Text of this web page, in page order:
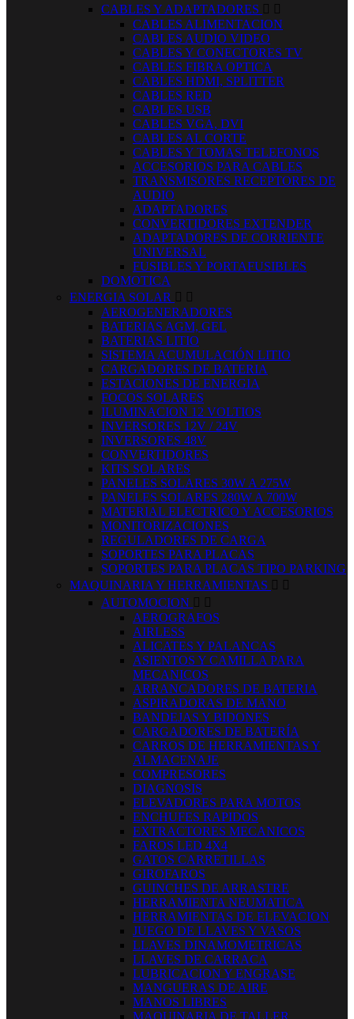
CABLES Y ADAPTADORES  
CABLES ALIMENTACION
CABLES AUDIO VIDEO
CABLES Y CONECTORES TV
CABLES FIBRA OPTICA
CABLES HDMI, SPLITTER
CABLES RED
CABLES USB
CABLES VGA, DVI
CABLES AL CORTE
CABLES Y TOMAS TELEFONOS
ACCESORIOS PARA CABLES
TRANSMISORES RECEPTORES DE
AUDIO
ADAPTADORES
CONVERTIDORES EXTENDER
ADAPTADORES DE CORRIENTE
UNIVERSAL
FUSIBLES Y PORTAFUSIBLES
DOMOTICA
ENERGIA SOLAR  
AEROGENERADORES
BATERIAS AGM, GEL
BATERIAS LITIO
SISTEMA ACUMULACIÓN LITIO
CARGADORES DE BATERIA
ESTACIONES DE ENERGIA
FOCOS SOLARES
ILUMINACION 12 VOLTIOS
INVERSORES 12V / 24V
INVERSORES 48V
CONVERTIDORES
KITS SOLARES
PANELES SOLARES 30W A 275W
PANELES SOLARES 280W A 700W
MATERIAL ELECTRICO Y ACCESORIOS
MONITORIZACIONES
REGULADORES DE CARGA
SOPORTES PARA PLACAS
SOPORTES PARA PLACAS TIPO PARKING
MAQUINARIA Y HERRAMIENTAS  
AUTOMOCION  
AEROGRAFOS
AIRLESS
ALICATES Y PALANCAS
ASIENTOS Y CAMILLA PARA
MECANICOS
ARRANCADORES DE BATERIA
ASPIRADORAS DE MANO
BANDEJAS Y BIDONES
CARGADORES DE BATERÍA
CARROS DE HERRAMIENTAS Y
ALMACENAJE
COMPRESORES
DIAGNOSIS
ELEVADORES PARA MOTOS
ENCHUFES RAPIDOS
EXTRACTORES MECANICOS
FAROS LED 4X4
GATOS CARRETILLAS
GIROFAROS
GUINCHES DE ARRASTRE
HERRAMIENTA NEUMATICA
HERRAMIENTAS DE ELEVACION
JUEGO DE LLAVES Y VASOS
LLAVES DINAMOMETRICAS
LLAVES DE CARRACA
LUBRICACION Y ENGRASE
MANGUERAS DE AIRE
MANOS LIBRES
MAQUINARIA DE TALLER